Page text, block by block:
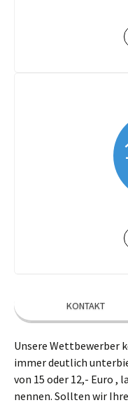
KONTAKT
Unsere Wettbewerber
immer deutlich
von 15 oder 12,- Euro ,
nennen. Sollten wir